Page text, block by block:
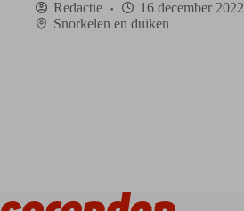
Redactie
16 december 2022
Snorkelen en duiken